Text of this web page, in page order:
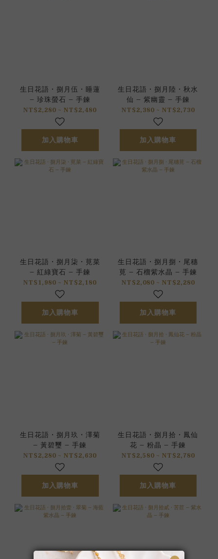
生日花語 • 捌月伍 • 睡蓮
– 珍珠螢石 – 手鍊
NT$2,280 ~ NT$2,480
加入購物車
生日花語 • 捌月陸 • 秋水
仙 – 紫幽靈 – 手鍊
NT$2,380 ~ NT$2,730
加入購物車
生日花語 • 捌月柒 • 莧菜
– 紅綠寶石 – 手鍊
NT$1,980 ~ NT$2,180
加入購物車
生日花語 • 捌月捌 • 尾穗
莧 – 石榴紫水晶 – 手鍊
NT$2,080 ~ NT$2,280
加入購物車
生日花語 • 捌月玖 • 澤菊
– 黃碧璽 – 手鍊
NT$2,280 ~ NT$2,630
加入購物車
生日花語 • 捌月拾 • 鳳仙
花 – 粉晶 – 手鍊
NT$2,580 ~ NT$2,780
加入購物車